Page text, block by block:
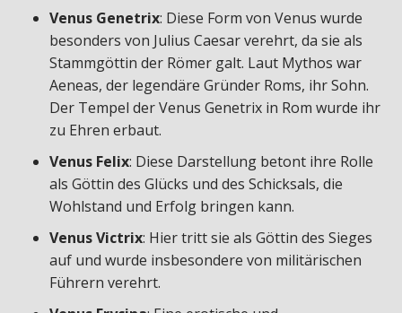
Venus Genetrix: Diese Form von Venus wurde
besonders von Julius Caesar verehrt, da sie als
Stammgöttin der Römer galt. Laut Mythos war
Aeneas, der legendäre Gründer Roms, ihr Sohn.
Der Tempel der Venus Genetrix in Rom wurde ihr
zu Ehren erbaut.
Venus Felix: Diese Darstellung betont ihre Rolle
als Göttin des Glücks und des Schicksals, die
Wohlstand und Erfolg bringen kann.
Venus Victrix: Hier tritt sie als Göttin des Sieges
auf und wurde insbesondere von militärischen
Führern verehrt.